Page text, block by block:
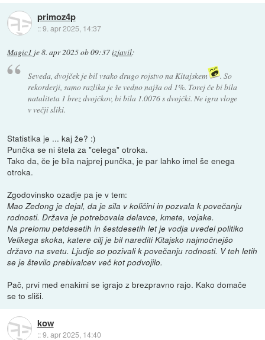
primoz4p
::9. apr 2025, 14:37
Magic1 je8. apr 2025 ob 09:37izjavil:
Seveda, dvojček je bil vsako drugo rojstvo na Kitajskem
. So
rekorderji, samo razlika je še vedno najša od 1%. Torej če bi bila
nataliteta 1 brez dvojčkov, bi bila 1.0076 s dvojčki. Ne igra vloge
v večji sliki.
Statistika je ... kaj že? :)
Punčka se ni štela za "celega" otroka.
Tako da, če je bila najprej punčka, je par lahko imel še enega
otroka.
Zgodovinsko ozadje pa je v tem:
Mao Zedong je dejal, da je sila v količini in pozvala k povečanju
rodnosti. Država je potrebovala delavce, kmete, vojake.
Na prelomu petdesetih in šestdesetih let je vodja uvedel politiko
Velikega skoka, katere cilj je bil narediti Kitajsko najmočnejšo
državo na svetu. Ljudje so pozivali k povečanju rodnosti. V teh letih
se je število prebivalcev več kot podvojilo.
Pač, prvi med enakimi se igrajo z brezpravno rajo. Kako domače
se to sliši.
kow
::9. apr 2025, 14:40